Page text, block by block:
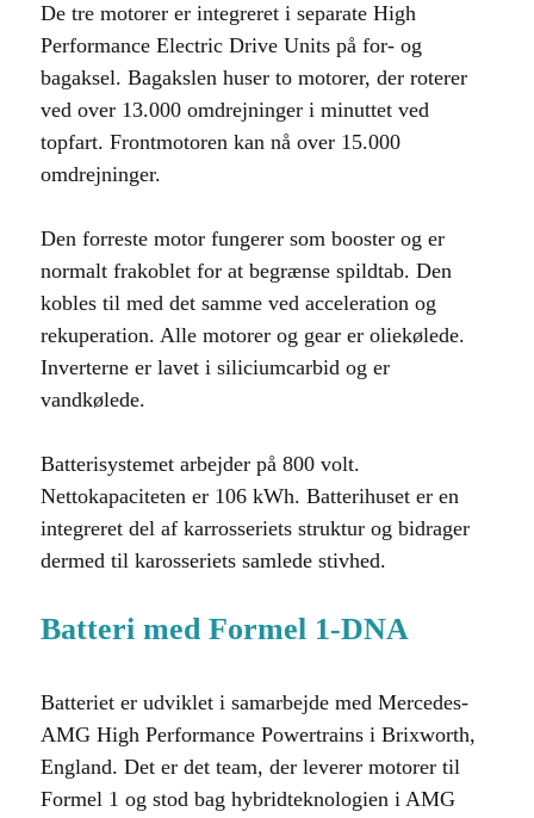
De tre motorer er integreret i separate High
Performance Electric Drive Units på for- og
bagaksel. Bagakslen huser to motorer, der roterer
ved over 13.000 omdrejninger i minuttet ved
topfart. Frontmotoren kan nå over 15.000
omdrejninger.
Den forreste motor fungerer som booster og er
normalt frakoblet for at begrænse spildtab. Den
kobles til med det samme ved acceleration og
rekuperation. Alle motorer og gear er oliekølede.
Inverterne er lavet i siliciumcarbid og er
vandkølede.
Batterisystemet arbejder på 800 volt.
Nettokapaciteten er 106 kWh. Batterihuset er en
integreret del af karrosseriets struktur og bidrager
dermed til karosseriets samlede stivhed.
Batteri med Formel 1-DNA
Batteriet er udviklet i samarbejde med Mercedes-
AMG High Performance Powertrains i Brixworth,
England. Det er det team, der leverer motorer til
Formel 1 og stod bag hybridteknologien i AMG